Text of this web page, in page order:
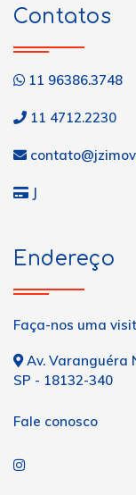
Contatos
11 96386.3748
11 4712.2230
J
Endereço
Faça-nos uma
Av. Varanguéra
SP - 18132-340
Fale conosco